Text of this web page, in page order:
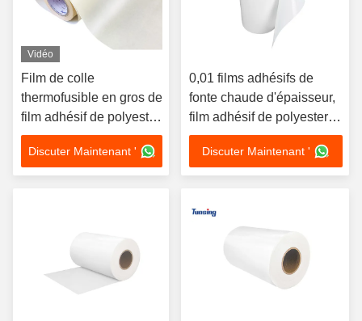
Vidéo
Film de colle
thermofusible en gros de
film adhésif de polyester
de PES pour le métal
Discuter Maintenant '
0,01 films adhésifs de
fonte chaude d'épaisseur,
film adhésif de polyester
pour le papier de
réservation
Discuter Maintenant '